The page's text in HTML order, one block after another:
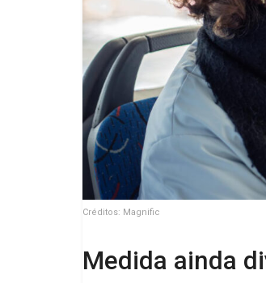
Créditos: Magnific
Medida ainda